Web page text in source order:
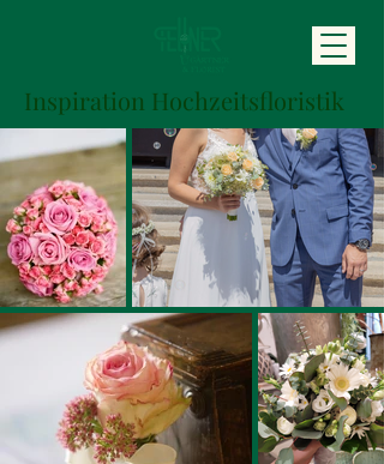
Inspiration Hochzeitsfloristik